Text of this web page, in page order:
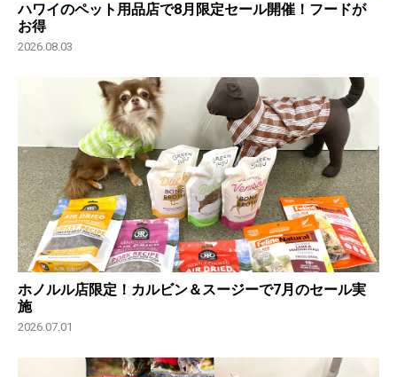
ハワイのペット用品店で8月限定セール開催！フードが
お得
2026.08.03
ホノルル店限定！カルビン＆スージーで7月のセール実
施
2026.07.01